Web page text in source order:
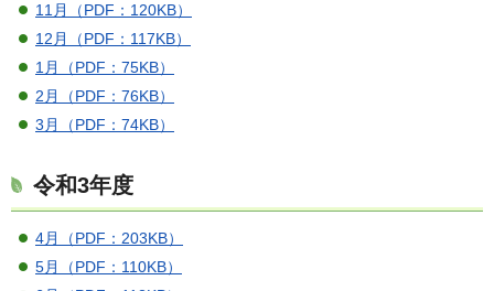
11月（PDF：120KB）
12月（PDF：117KB）
1月（PDF：75KB）
2月（PDF：76KB）
3月（PDF：74KB）
令和3年度
4月（PDF：203KB）
5月（PDF：110KB）